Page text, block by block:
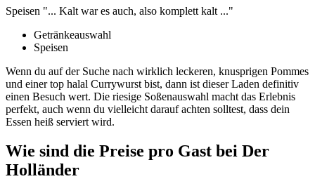
Speisen "... Kalt war es auch, also komplett kalt ..."
Getränkeauswahl
Speisen
Wenn du auf der Suche nach wirklich leckeren, knusprigen Pommes
und einer top halal Currywurst bist, dann ist dieser Laden definitiv
einen Besuch wert. Die riesige Soßenauswahl macht das Erlebnis
perfekt, auch wenn du vielleicht darauf achten solltest, dass dein
Essen heiß serviert wird.
Wie sind die Preise pro Gast bei Der
Holländer